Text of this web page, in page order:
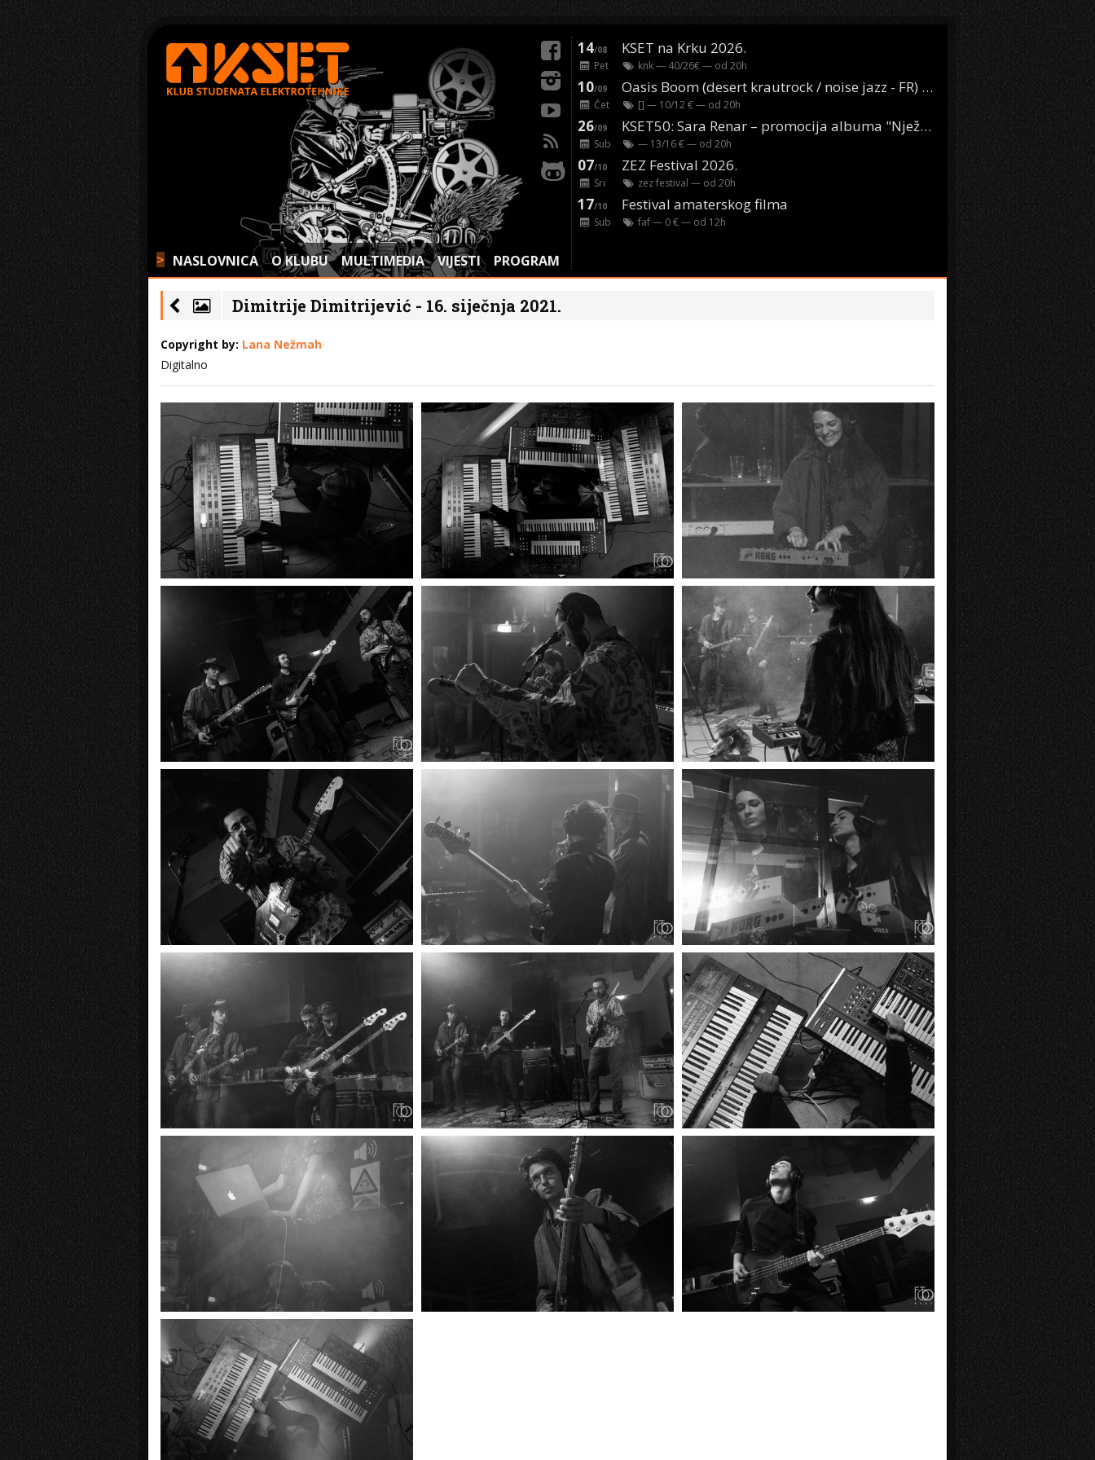
> NASLOVNICA O KLUBU MULTIMEDIA VIJESTI PROGRAM
14/08 KSET na Krku 2026.
Pet knk— 40/26€ — od 20h
10/09 Oasis Boom (desert krautrock / noise jazz - FR) @ KONTEJNER
Čet [] — 10/12 € — od 20h
26/09 KSET50: Sara Renar – promocija albuma "Nježne riječi" @ Močvara
Sub — 13/16 € — od 20h
07/10 ZEZ Festival 2026.
Sri zez festival — od 20h
17/10 Festival amaterskog filma
Sub faf— 0 € — od 12h
Dimitrije Dimitrijević - 16. siječnja 2021.
Copyright by: Lana Nežmah
Digitalno